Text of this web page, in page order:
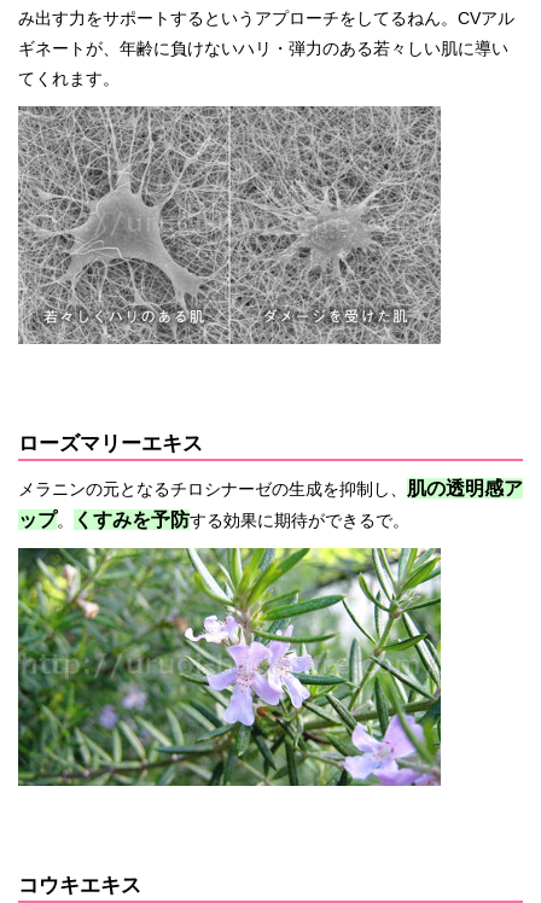
み出す力をサポートするというアプローチをしてるねん。CVアル
ギネートが、年齢に負けないハリ・弾力のある若々しい肌に導い
てくれます。
ローズマリーエキス
メラニンの元となるチロシナーゼの生成を抑制し、 肌の透明感ア
ップ。 くすみを予防する効果に期待ができるで。
コウキエキス